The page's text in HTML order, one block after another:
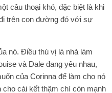
câu thoại khó, đặc biệt là khi
trên con đường đó với sự
nó. Điều thú vị là nhà làm
và Dale đang yêu nhau,
của Corinna để làm cho nó
cho cái kết thậm chí còn mạnh